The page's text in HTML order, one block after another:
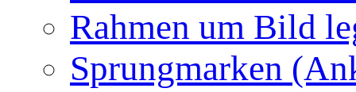
Rahmen um Bild
Sprungmarken